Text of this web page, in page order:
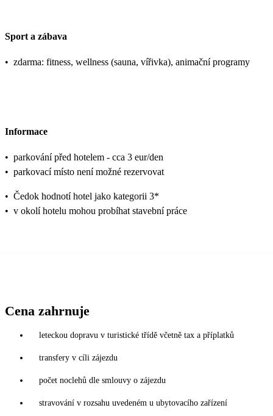
Sport a zábava
• zdarma: fitness, wellness (sauna, vířivka), animační programy
Informace
• parkování před hotelem - cca 3 eur/den
• parkovací místo není možné rezervovat
• Čedok hodnotí hotel jako kategorii 3*
• v okolí hotelu mohou probíhat stavební práce
Cena zahrnuje
leteckou dopravu v turistické třídě včetně tax a příplatků
transfery v cíli zájezdu
počet noclehů dle smlouvy o zájezdu
stravování v rozsahu uvedeném u ubytovacího zařízení